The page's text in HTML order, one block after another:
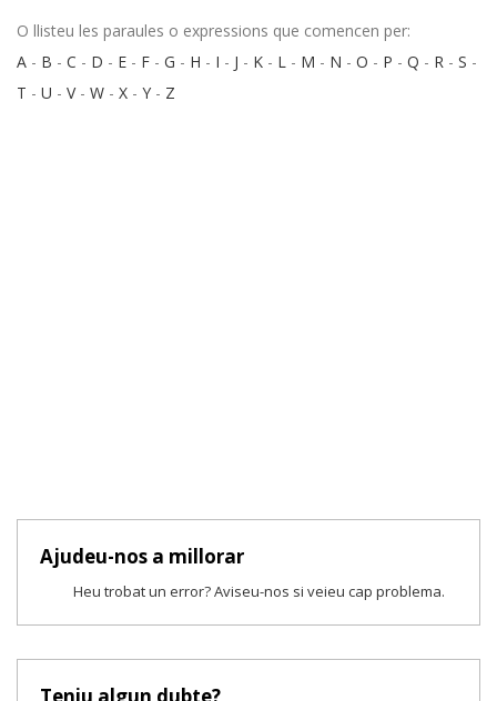
O llisteu les paraules o expressions que comencen per:
A - B - C - D - E - F - G - H - I - J - K - L - M - N - O - P - Q - R - S -
T - U - V- W - X - Y - Z
Ajudeu-nos a millorar
Heu trobat un error? Aviseu-nos si veieu cap problema.